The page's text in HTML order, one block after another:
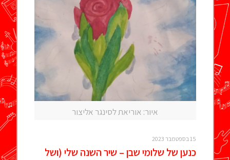
איור: אוריאת לסינגר אליצור
15 בספטמבר 2023
כנען של שלומי שבן – שיר השנה שלי (ושל